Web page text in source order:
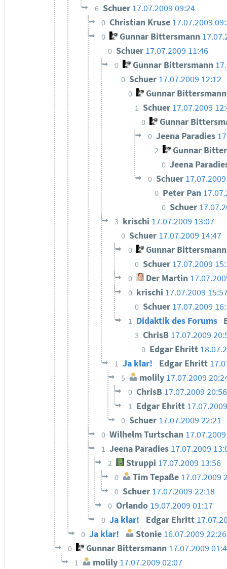
6 Schuer 17.07.2009 09:24
0 Christian Kruse 17.07.2009
0 Gunnar Bittersmann
0 Schuer 17.07.2009 11:46
0 Gunnar Bittersmann
0 Schuer 17.07.2009 12:12
0 Gunnar Bittersmann
1 Schuer 17.07.2009
0 Gunnar
0 Jeena Paradies
2 Gunnar
0 Jeena
0 Schuer
0 Peter Pan
0 Schuer
3 krischi 17.07.2009 13:07
0 Schuer 17.07.2009 14:47
0 Gunnar Bittersmann
0 Schuer 17.07.2009
0 Der Martin
0 krischi 17.07.2009
0 Schuer 17.07.2009
1 Didaktik des Forums
3 ChrisB 17.07.2009
0 Edgar Ehritt
1 Ja klar! Edgar Ehritt
5 molily 17.07.2009
0 ChrisB 17.07.2009 20:56
1 Edgar Ehritt
0 Schuer 17.07.2009 22:21
0 Wilhelm Turtschan
1 Jeena Paradies 17.07.2009
2 Struppi 17.07.2009 13:56
0 Tim Tepaße 17.07.2009
0 Schuer 17.07.2009 22:18
0 Orlando 19.07.2009 01:17
0 Ja klar! Edgar Ehritt
0 Ja klar! Stonie 16.07.2009 22:26
0 Gunnar Bittersmann 17.07.2009
1 molily 17.07.2009 02:07